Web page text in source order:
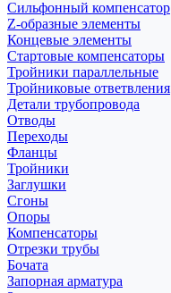
Cильфонный компенсатор
Z-образные элементы
Концевые элементы
Стартовые компенсаторы
Тройники параллельные
Тройниковые ответвления
Детали трубопровода
Отводы
Переходы
Фланцы
Тройники
Заглушки
Сгоны
Опоры
Компенсаторы
Отрезки трубы
Бочата
Запорная арматура